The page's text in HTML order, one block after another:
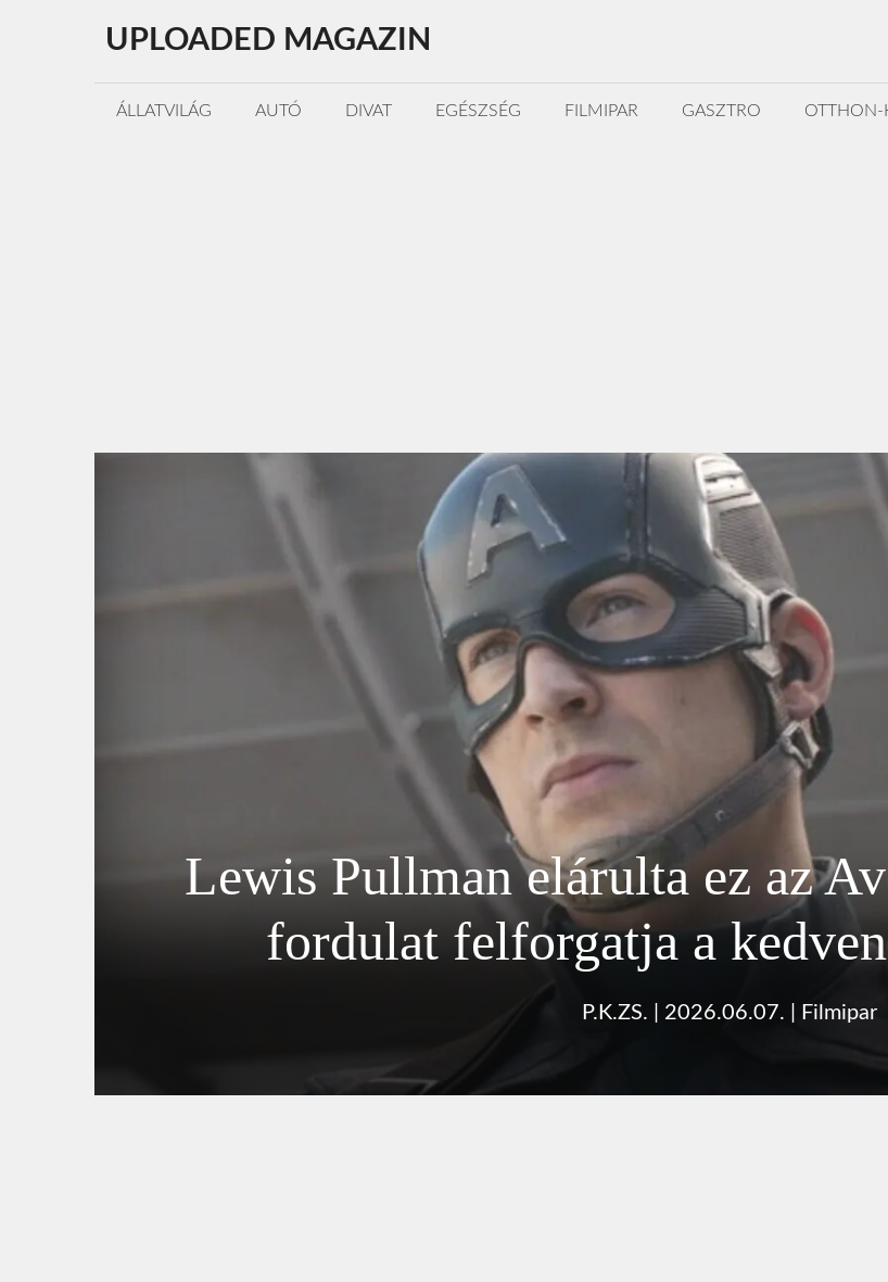
tartalomba
UPLOADED MAGAZIN
ÁLLATVILÁG AUTÓ DIVAT EGÉSZSÉG FILMIPAR GASZTRO OTTHON-
Lewis Pullman elárulta ez az
fordulat felforgatja a
P.K.ZS. 2026.06.07. Filmipar